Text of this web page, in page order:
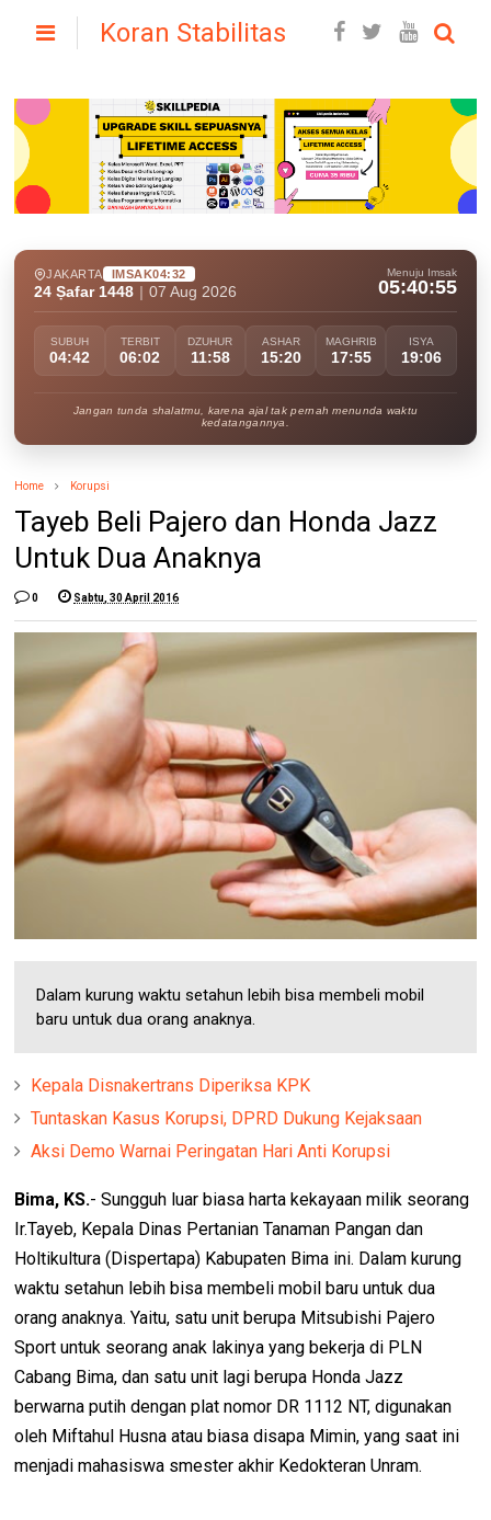
Koran Stabilitas
JAKARTA IMSAK04:32
24 Ṣafar 1448 07 Aug 2026
Menuju Imsak
05:40:53
SUBUH
04:42
TERBIT
06:02
DZUHUR
11:58
ASHAR
15:20
MAGHRIB
17:55
ISYA
19:06
Jangan tunda shalatmu, karena ajal tak pernah menunda waktu
kedatangannya.
Home Korupsi
Tayeb Beli Pajero dan Honda Jazz
Untuk Dua Anaknya
0 Sabtu, 30 April 2016
Dalam kurung waktu setahun lebih bisa membeli mobil
baru untuk dua orang anaknya.
Kepala Disnakertrans Diperiksa KPK
Tuntaskan Kasus Korupsi, DPRD Dukung Kejaksaan
Aksi Demo Warnai Peringatan Hari Anti Korupsi
Bima, KS.- Sungguh luar biasa harta kekayaan milik seorang
Ir.Tayeb, Kepala Dinas Pertanian Tanaman Pangan dan
Holtikultura (Dispertapa) Kabupaten Bima ini. Dalam kurung
waktu setahun lebih bisa membeli mobil baru untuk dua
orang anaknya. Yaitu, satu unit berupa Mitsubishi Pajero
Sport untuk seorang anak lakinya yang bekerja di PLN
Cabang Bima, dan satu unit lagi berupa Honda Jazz
berwarna putih dengan plat nomor DR 1112 NT, digunakan
oleh Miftahul Husna atau biasa disapa Mimin, yang saat ini
menjadi mahasiswa smester akhir Kedokteran Unram.